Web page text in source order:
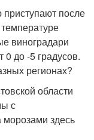
после
виноградари
0 до -5 градусов.
регионах?
области
с
морозами здесь